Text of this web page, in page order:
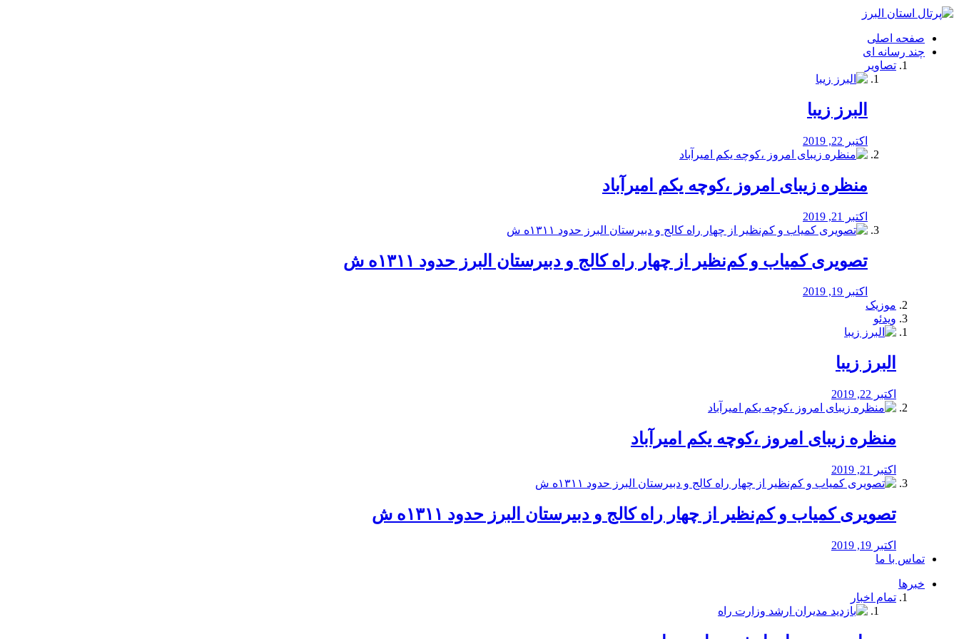
فصد
شرق
تهران
خشکشویی
صفحه اصلی
چند رسانه ای
تصاویر
البرز زیبا
اکتبر 22, 2019
منظره‌‌ زیبای امروز ،کوچه یکم امیرآباد
اکتبر 21, 2019
️تصویری کمیاب و کم‌نظیر از چهار راه كالج و دبيرستان البرز حدود ۱۳۱۱ه ش
اکتبر 19, 2019
موزیک
ویدئو
البرز زیبا
اکتبر 22, 2019
منظره‌‌ زیبای امروز ،کوچه یکم امیرآباد
اکتبر 21, 2019
️تصویری کمیاب و کم‌نظیر از چهار راه كالج و دبيرستان البرز حدود ۱۳۱۱ه ش
اکتبر 19, 2019
تماس با ما
خبرها
تمام اخبار